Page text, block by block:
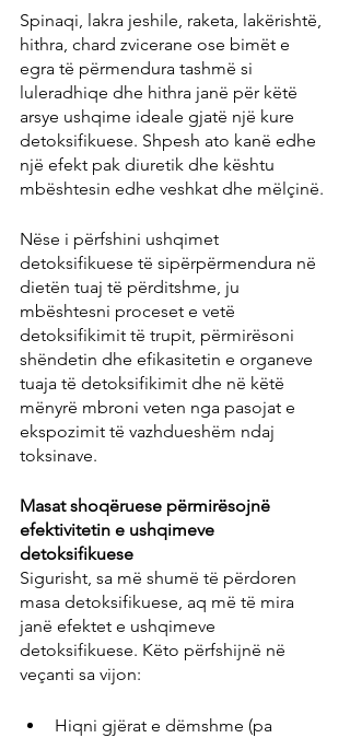
Spinaqi, lakra jeshile, raketa, lakërishtë,
hithra, chard zvicerane ose bimët e
egra të përmendura tashmë si
luleradhiqe dhe hithra janë për këtë
arsye ushqime ideale gjatë një kure
detoksifikuese. Shpesh ato kanë edhe
një efekt pak diuretik dhe kështu
mbështesin edhe veshkat dhe mëlçinë.
Nëse i përfshini ushqimet
detoksifikuese të sipërpërmendura në
dietën tuaj të përditshme, ju
mbështesni proceset e vetë
detoksifikimit të trupit, përmirësoni
shëndetin dhe efikasitetin e organeve
tuaja të detoksifikimit dhe në këtë
mënyrë mbroni veten nga pasojat e
ekspozimit të vazhdueshëm ndaj
toksinave.
Masat shoqëruese përmirësojnë
efektivitetin e ushqimeve
detoksifikuese
Sigurisht, sa më shumë të përdoren
masa detoksifikuese, aq më të mira
janë efektet e ushqimeve
detoksifikuese. Këto përfshijnë në
veçanti sa vijon:
Hiqni gjërat e dëmshme (pa